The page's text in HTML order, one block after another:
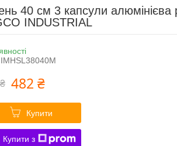
40 см 3 капсули
INDUSTRIAL
IMHSL38040M
482 ₴
Купити
Купити з